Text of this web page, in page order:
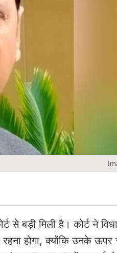
से बड़ी मिली है। कोर्ट ने
होगा, क्योंकि उनके ऊपर